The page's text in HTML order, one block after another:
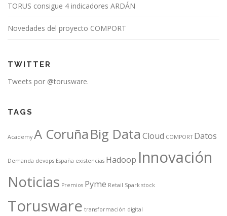
TORUS consigue 4 indicadores ARDÁN
Novedades del proyecto COMPORT
TWITTER
Tweets por @torusware.
TAGS
Academy A Coruña Big Data Cloud COMPORT Datos
Demanda devops España existencias Hadoop Innovación
Noticias Premios Pyme Retail Spark stock
Torusware transformación digital